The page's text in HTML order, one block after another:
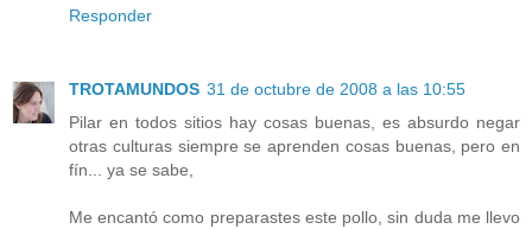
Responder
TROTAMUNDOS 31 de octubre de 2008 a las 10:55
Pilar en todos sitios hay cosas buenas, es absurdo negar
otras culturas siempre se aprenden cosas buenas, pero en
fín... ya se sabe,
Me encantó como preparastes este pollo, sin duda me llevo